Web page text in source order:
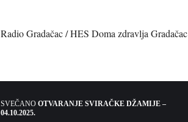
Radio Gradačac / HES Doma zdravlja Gradačac
SVEČANO OTVARANJE SVIRAČKE DŽAMIJE –
04.10.2025.